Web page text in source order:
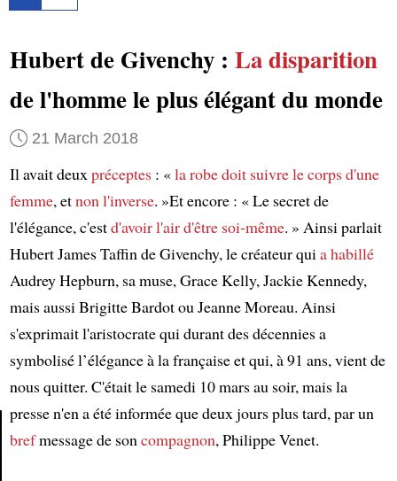
Hubert de Givenchy : La disparition
de l'homme le plus élégant du monde
21 March 2018
Il avait deuxpréceptes: «la robe doit suivre le corps d'une
femme, etnon l'inverse. »Et encore : « Le secret de
l'élégance, c'estd'avoir l'air d'être soi-même. » Ainsi parlait
Hubert James Taffin de Givenchy, le créateur quia habillé
Audrey Hepburn, sa muse, Grace Kelly, Jackie Kennedy,
mais aussi Brigitte Bardot ou Jeanne Moreau. Ainsi
s'exprimait l'aristocrate qui durant des décennies a
symbolisé l’élégance à la française et qui, à 91 ans, vient de
nous quitter. C'était le samedi 10 mars au soir, mais la
presse n'en a été informée que deux jours plus tard, par un
brefmessage de soncompagnon, Philippe Venet.